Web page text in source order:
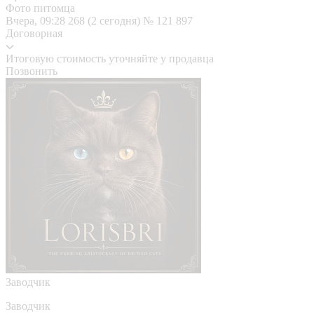
Фото питомца
Вчера, 09:28 268 (2 сегодня) № 121 897
Договорная
Итоговую стоимость уточняйте у продавца
Позвонить
Заводчик
Заводчик